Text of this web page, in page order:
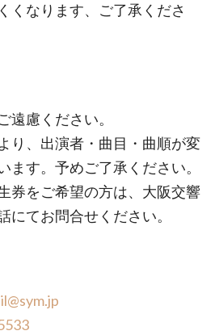
くなります、ご了承くださ
遠慮ください。
り、出演者・曲目・曲順が変
ます。予めご了承ください。
券をご希望の方は、大阪交響
にてお問合せください。